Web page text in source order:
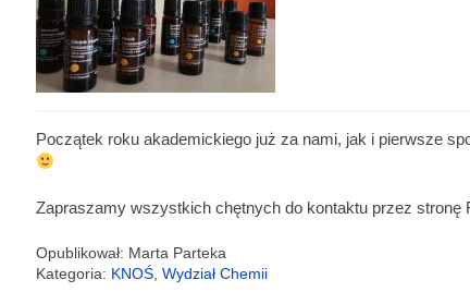
Początek roku akademickiego już za nami, jak i pierwsze
Zapraszamy wszystkich chętnych do kontaktu przez stronę
Opublikował: Marta Parteka
Kategoria: KNOŚ,Wydział Chemii